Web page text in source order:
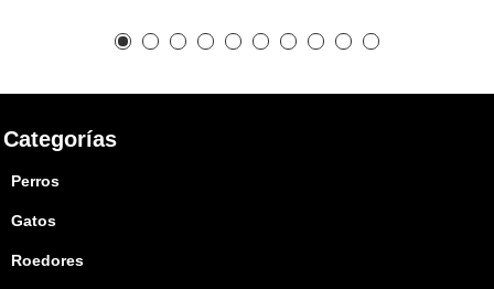
Categorías
Perros
Gatos
Roedores